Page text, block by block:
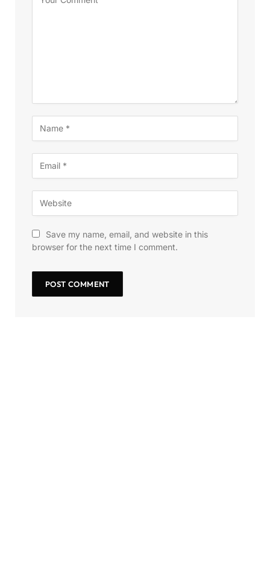
Save my name, email, and website in this
browser for the next time I comment.